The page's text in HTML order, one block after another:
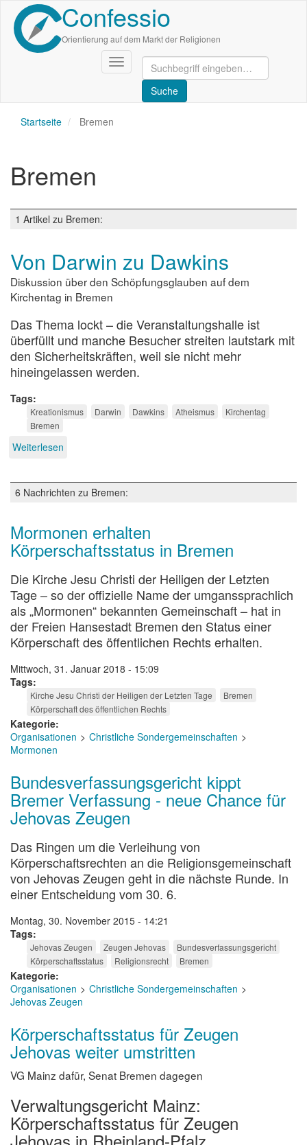
Direkt
zum
Inhalt
Confessio
Orientierung auf dem Markt der Religionen
Navigation
aktivieren/deaktivieren
Startseite Bremen
Bremen
1 Artikel zu Bremen:
Von Darwin zu Dawkins
Diskussion über den Schöpfungsglauben auf dem
Kirchentag in Bremen
Das Thema lockt – die Veranstaltungshalle ist
überfüllt und manche Besucher streiten lautstark mit
den Sicherheitskräften, weil sie nicht mehr
hineingelassen werden.
Tags
Kreationismus Darwin Dawkins Atheismus
Kirchentag
Bremen
Weiterlesen
zu
Dawkins
6 Nachrichten zu Bremen:
Mormonen erhalten
Körperschaftsstatus in Bremen
Die Kirche Jesu Christi der Heiligen der Letzten
Tage – so der offizielle Name der umganssprachlich
als „Mormonen“ bekannten Gemeinschaft – hat in
der Freien Hansestadt Bremen den Status einer
Körperschaft des öffentlichen Rechts erhalten.
Mittwoch, 31. Januar 2018 - 15:09
Tags
Kirche Jesu Christi der Heiligen der Letzten Tage
Bremen
Körperschaft des öffentlichen Rechts
Kategorie
Organisationen
Christliche Sondergemeinschaften
Mormonen
Bundesverfassungsgericht kippt
Bremer Verfassung - neue Chance für
Jehovas Zeugen
Das Ringen um die Verleihung von
Körperschaftsrechten an die Religionsgemeinschaft
von Jehovas Zeugen geht in die nächste Runde. In
einer Entscheidung vom 30. 6.
Montag, 30. November 2015 - 14:21
Tags
Jehovas Zeugen Zeugen Jehovas
Bundesverfassungsgericht
Körperschaftsstatus
Religionsrecht Bremen
Kategorie
Organisationen
Christliche Sondergemeinschaften
Jehovas Zeugen
Körperschaftsstatus für Zeugen
Jehovas weiter umstritten
VG Mainz dafür, Senat Bremen dagegen
Verwaltungsgericht Mainz:
Körperschaftsstatus für Zeugen